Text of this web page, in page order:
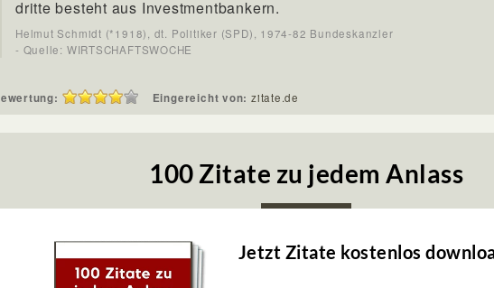
dritte besteht aus Investmentbankern.
Helmut Schmidt (*1918), dt. Politiker (SPD), 1974-82 Bundeskanzler
- Quelle: WIRTSCHAFTSWOCHE
Eingereicht von: zitate.de